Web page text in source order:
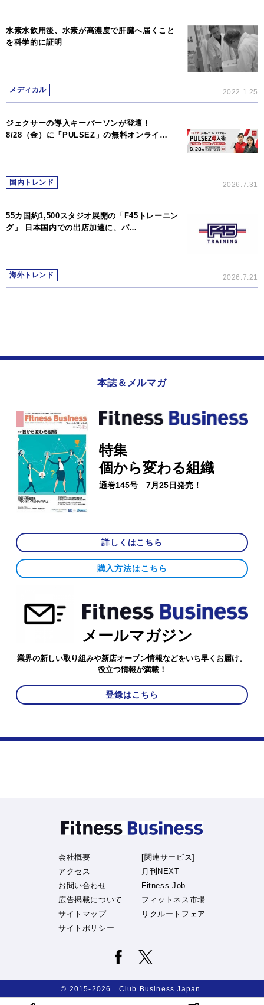
水素水飲用後、水素が高濃度で肝臓へ届くこと
を科学的に証明
メディカル 2022.1.25
ジェクサーの導入キーパーソンが登壇！
8/28（金）に「PULSEZ」の無料オンライ…
国内トレンド 2026.7.31
55カ国約1,500スタジオ展開の「F45トレーニン
グ」 日本国内での出店加速に、パ…
海外トレンド 2026.7.21
本誌＆メルマガ
特集
個から変わる組織
通巻145号 7月25日発売！
詳しくはこちら
購入方法はこちら
メールマガジン
業界の新しい取り組みや新店オープン情報などをいち早くお届け。
役立つ情報が満載！
登録はこちら
会社概要
アクセス
お問い合わせ
広告掲載について
サイトマップ
サイトポリシー
[関連サービス]
月刊NEXT
Fitness Job
フィットネス市場
リクルートフェア
© 2015-2026 Club Business Japan.